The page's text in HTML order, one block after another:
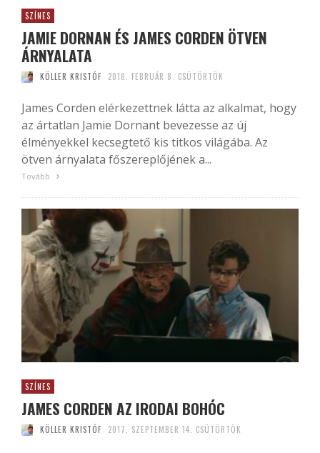
SZÍNES
JAMIE DORNAN ÉS JAMES CORDEN ÖTVEN
ÁRNYALATA
KÖLLER KRISTÓF 2018. FEBRUÁR 8. CSÜTÖRTÖK
James Corden elérkezettnek látta az alkalmat, hogy
az ártatlan Jamie Dornant bevezesse az új
élményekkel kecsegtető kis titkos világába. Az
ötven árnyalata főszereplőjének a...
Tovább
SZÍNES
JAMES CORDEN AZ IRODAI BOHÓC
KÖLLER KRISTÓF 2017. SZEPTEMBER 14. CSÜTÖRTÖK